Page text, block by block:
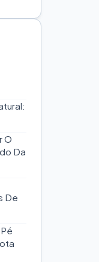
O
Da
De